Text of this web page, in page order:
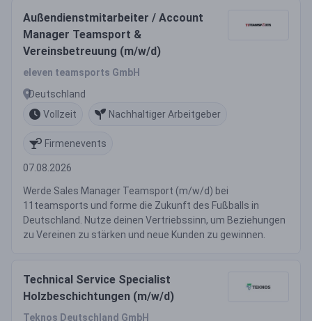
Außendienstmitarbeiter / Account
Manager Teamsport &
Vereinsbetreuung (m/w/d)
eleven teamsports GmbH
Deutschland
Vollzeit
Nachhaltiger Arbeitgeber
Firmenevents
07.08.2026
Werde Sales Manager Teamsport (m/w/d) bei
11teamsports und forme die Zukunft des Fußballs in
Deutschland. Nutze deinen Vertriebssinn, um Beziehungen
zu Vereinen zu stärken und neue Kunden zu gewinnen.
Technical Service Specialist
Holzbeschichtungen (m/w/d)
Teknos Deutschland GmbH